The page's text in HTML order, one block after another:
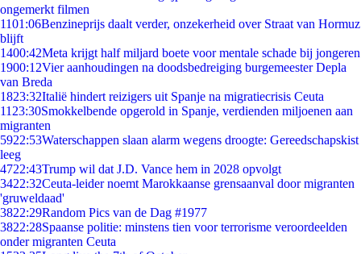
ongemerkt filmen
1101:06Benzineprijs daalt verder, onzekerheid over Straat van Hormuz
blijft
1400:42Meta krijgt half miljard boete voor mentale schade bij jongeren
1900:12Vier aanhoudingen na doodsbedreiging burgemeester Depla
van Breda
1823:32Italië hindert reizigers uit Spanje na migratiecrisis Ceuta
11 23:30Smokkelbende opgerold in Spanje, verdienden miljoenen aan
migranten
5922:53Waterschappen slaan alarm wegens droogte: Gereedschapskist
leeg
4722:43Trump wil dat J.D. Vance hem in 2028 opvolgt
3422:32Ceuta-leider noemt Marokkaanse grensaanval door migranten
'gruweldaad'
3822:29Random Pics van de Dag #1977
3822:28Spaanse politie: minstens tien voor terrorisme veroordeelden
onder migranten Ceuta